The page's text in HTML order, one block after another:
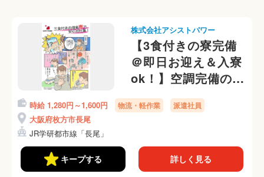
株式会社アシストパワー
【3食付きの寮完備
＠即日お迎え＆入寮
ok！】空調完備の屋
内でかんたん梱包作
業 勤務初日から日
時給 1,280円～1,600円 物流・軽作業 派遣社員
大阪府枚方市長尾
JR学研都市線「長尾」
キープする 詳しく見る